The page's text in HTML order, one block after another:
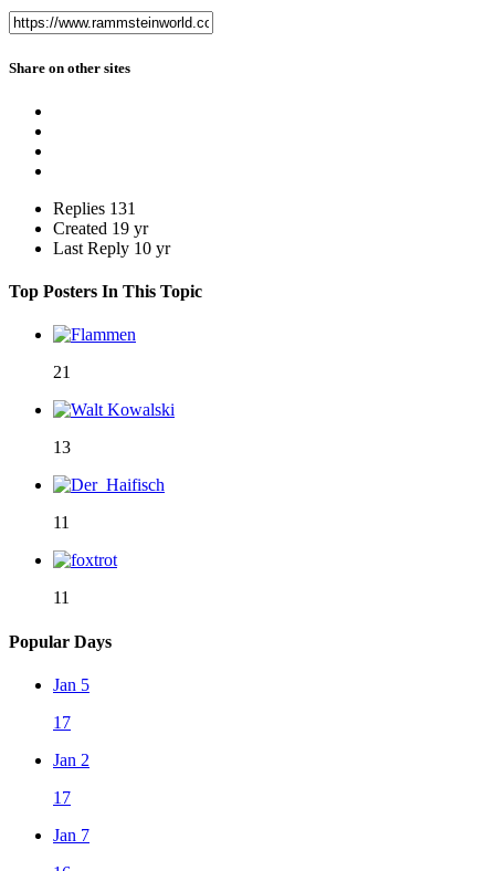
Share on other sites
Replies 131
Created 19 yr
Last Reply 10 yr
Top Posters In This Topic
21
13
11
11
Popular Days
Jan 5
17
Jan 2
17
Jan 7